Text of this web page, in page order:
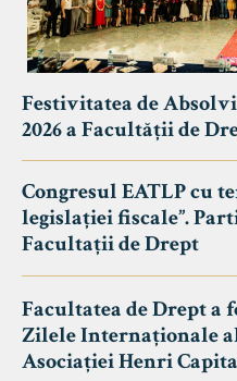
Festivitatea de
2026 a Facultății de
Congresul EATLP cu
legislației fiscale”.
Facultații de Drept
Facultatea de Drept a
Zilele Internaționale
Asociației Henri